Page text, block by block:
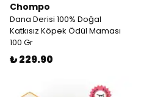
Chompo
Dana Derisi 100% Doğal
Katkısız Köpek Ödül Maması
100 Gr
₺ 229.90